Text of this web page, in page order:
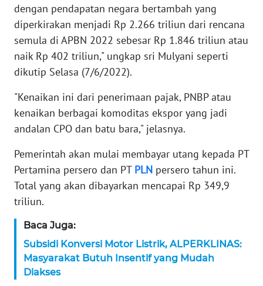
dengan pendapatan negara bertambah yang
diperkirakan menjadi Rp 2.266 triliun dari rencana
semula di APBN 2022 sebesar Rp 1.846 triliun atau
naik Rp 402 triliun," ungkap sri Mulyani seperti
dikutip Selasa (7/6/2022).
"Kenaikan ini dari penerimaan pajak, PNBP atau
kenaikan berbagai komoditas ekspor yang jadi
andalan CPO dan batu bara," jelasnya.
Pemerintah akan mulai membayar utang kepada PT
Pertamina persero dan PT PLN persero tahun ini.
Total yang akan dibayarkan mencapai Rp 349,9
triliun.
Baca Juga:
Subsidi Konversi Motor Listrik, ALPERKLINAS:
Masyarakat Butuh Insentif yang Mudah
Diakses
WN
JABAR
WN
BANTEN
WN
NTT
WN
KEPRI
WN
WN
PAPUA
BARAT